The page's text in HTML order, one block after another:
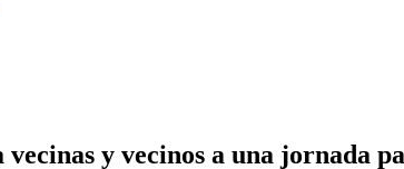
y vecinos a una jornada